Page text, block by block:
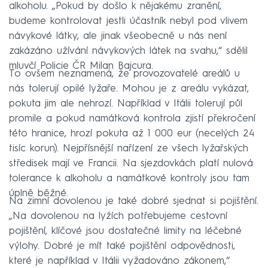
alkoholu. „Pokud by došlo k nějakému zranění,
budeme kontrolovat jestli účastník nebyl pod vlivem
návykové látky, ale jinak všeobecně u nás není
zakázáno užívání návykových látek na svahu,“ sdělil
mluvčí Policie ČR Milan Bajcura.
To ovšem neznamená, že provozovatelé areálů u
nás tolerují opilé lyžaře. Mohou je z areálu vykázat,
pokuta jim ale nehrozí. Například v Itálii tolerují půl
promile a pokud namátková kontrola zjistí překročení
této hranice, hrozí pokuta až 1 000 eur (necelých 24
tisíc korun). Nejpřísnější nařízení ze všech lyžařských
středisek mají ve Francii. Na sjezdovkách platí nulová
tolerance k alkoholu a namátkové kontroly jsou tam
úplně běžné.
Na zimní dovolenou je také dobré sjednat si pojištění.
„Na dovolenou na lyžích potřebujeme cestovní
pojištění, klíčové jsou dostatečné limity na léčebné
výlohy. Dobré je mít také pojištění odpovědnosti,
které je například v Itálii vyžadováno zákonem,“